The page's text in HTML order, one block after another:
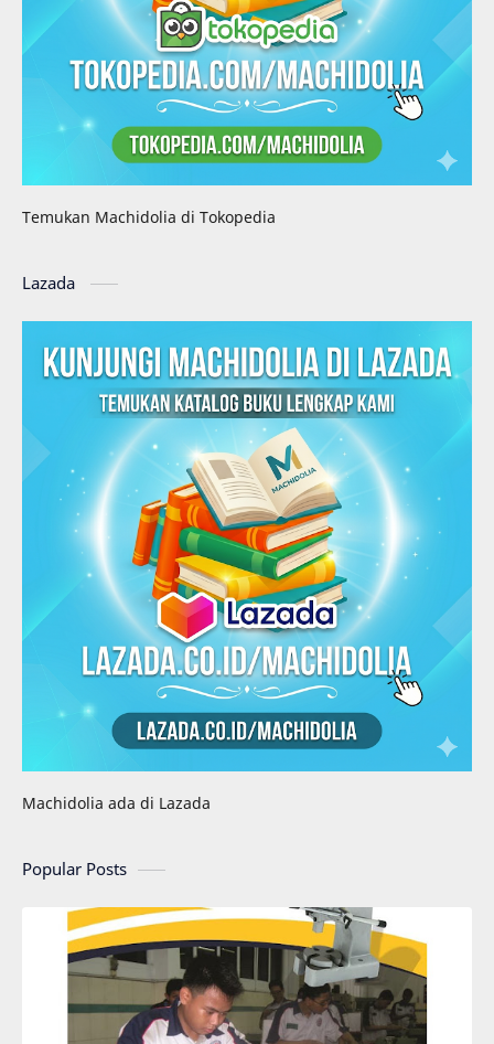
Temukan Machidolia di Tokopedia
Lazada
Machidolia ada di Lazada
Popular Posts